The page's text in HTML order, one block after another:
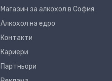
Магазин за алкохол в София
Алкохол на едро
Контакти
Кариери
Партньори